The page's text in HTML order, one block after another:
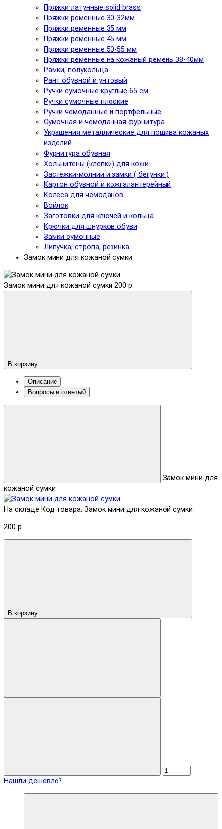
Пряжки латунные solid brass
Пряжки ременные 30-32мм
Пряжки ременные 35 мм
Пряжки ременные 45 мм
Пряжки ременные 50-55 мм
Пряжки ременные на кожаный ремень 38-40мм
Рамки, полукольца
Рант обувной и унтовый
Ручки сумочные круглые 65 см
Ручки сумочные плоские
Ручки чемоданные и портфельные
Сумочная и чемоданная фурнитура
Украшения металлические для пошива кожаных
изделий
Фурнитура обувная
Хольнитены (клепки) для кожи
Застежки-молнии и замки ( бегунки )
Картон обувной и кожгалантерейный
Колеса для чемоданов
Войлок
Заготовки для ключей и кольца
Крючки для шнурков обуви
Замки сумочные
Липучка, стропа, резинка
Замок мини для кожаной сумки
Замок мини для кожаной сумки 200 р.
В корзину
Описание
Вопросы и ответы0
Замок мини для
кожаной сумки
На складе Код товара: Замок мини для кожаной сумки
200 р.
В корзину
Нашли дешевле?